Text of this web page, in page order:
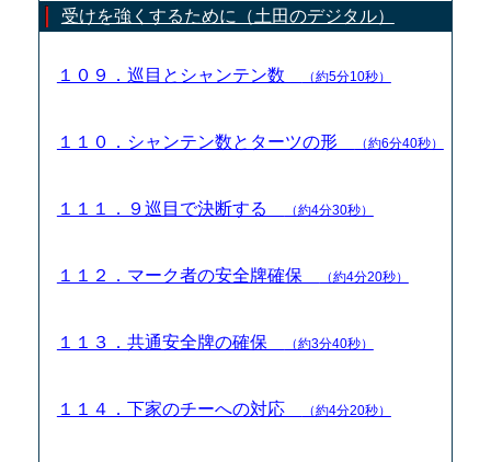
受けを強くするために（土田のデジタル）
１０９．巡目とシャンテン数 （約5分10秒）
１１０．シャンテン数とターツの形 （約6分40秒）
１１１．９巡目で決断する （約4分30秒）
１１２．マーク者の安全牌確保 （約4分20秒）
１１３．共通安全牌の確保 （約3分40秒）
１１４．下家のチーへの対応 （約4分20秒）